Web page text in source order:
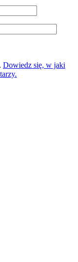
Dowiedz się, w jaki